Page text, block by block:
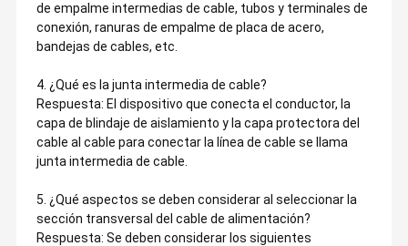
de empalme intermedias de cable, tubos y terminales de
conexión, ranuras de empalme de placa de acero,
bandejas de cables, etc.
4. ¿Qué es la junta intermedia de cable?
Respuesta: El dispositivo que conecta el conductor, la
capa de blindaje de aislamiento y la capa protectora del
cable al cable para conectar la línea de cable se llama
junta intermedia de cable.
5. ¿Qué aspectos se deben considerar al seleccionar la
sección transversal del cable de alimentación?
Respuesta: Se deben considerar los siguientes